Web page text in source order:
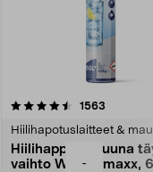
-
1563
Hiilihapotuslaitteet &
Hiilihappopatruuna
vaihto Wassermaxx,
4.5viidestä